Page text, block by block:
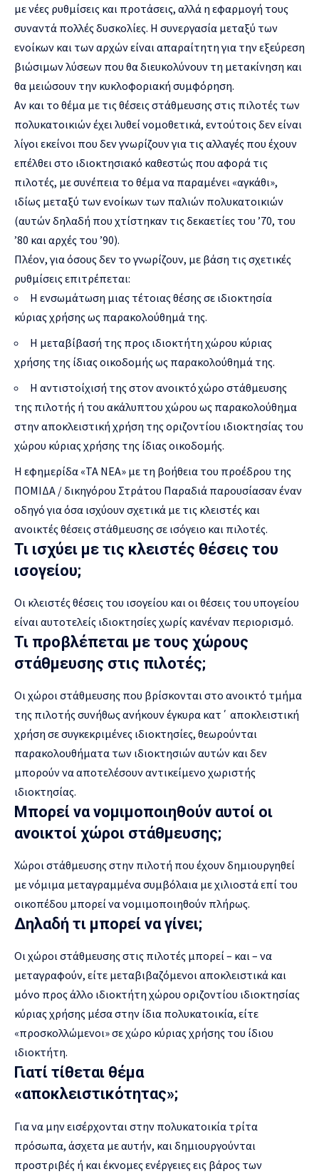
με νέες ρυθμίσεις και προτάσεις, αλλά η εφαρμογή τους
συναντά πολλές δυσκολίες. Η συνεργασία μεταξύ των
ενοίκων και των αρχών είναι απαραίτητη για την εξεύρεση
βιώσιμων λύσεων που θα διευκολύνουν τη μετακίνηση και
θα μειώσουν την κυκλοφοριακή συμφόρηση.
Αν και το θέμα με τις θέσεις στάθμευσης στις πιλοτές των
πολυκατοικιών έχει λυθεί νομοθετικά, εντούτοις δεν είναι
λίγοι εκείνοι που δεν γνωρίζουν για τις αλλαγές που έχουν
επέλθει στο ιδιοκτησιακό καθεστώς που αφορά τις
πιλοτές, με συνέπεια το θέμα να παραμένει «αγκάθι»,
ιδίως μεταξύ των ενοίκων των παλιών πολυκατοικιών
(αυτών δηλαδή που χτίστηκαν τις δεκαετίες του ’70, του
’80 και αρχές του ’90).
Πλέον, για όσους δεν το γνωρίζουν, με βάση τις σχετικές
ρυθμίσεις επιτρέπεται:
Η ενσωμάτωση μιας τέτοιας θέσης σε ιδιοκτησία
κύριας χρήσης ως παρακολούθημά της.
Η μεταβίβασή της προς ιδιοκτήτη χώρου κύριας
χρήσης της ίδιας οικοδομής ως παρακολούθημά της.
Η αντιστοίχισή της στον ανοικτό χώρο στάθμευσης
της πιλοτής ή του ακάλυπτου χώρου ως παρακολούθημα
στην αποκλειστική χρήση της οριζοντίου ιδιοκτησίας του
χώρου κύριας χρήσης της ίδιας οικοδομής.
Η εφημερίδα «ΤΑ ΝΕΑ» με τη βοήθεια του προέδρου της
ΠΟΜΙΔΑ / δικηγόρου Στράτου Παραδιά παρουσίασαν έναν
οδηγό για όσα ισχύουν σχετικά με τις κλειστές και
ανοικτές θέσεις στάθμευσης σε ισόγειο και πιλοτές.
Τι ισχύει με τις κλειστές θέσεις του
ισογείου;
Οι κλειστές θέσεις του ισογείου και οι θέσεις του υπογείου
είναι αυτοτελείς ιδιοκτησίες χωρίς κανέναν περιορισμό.
Τι προβλέπεται με τους χώρους
στάθμευσης στις πιλοτές;
Οι χώροι στάθμευσης που βρίσκονται στο ανοικτό τμήμα
της πιλοτής συνήθως ανήκουν έγκυρα κατ΄ αποκλειστική
χρήση σε συγκεκριμένες ιδιοκτησίες, θεωρούνται
παρακολουθήματα των ιδιοκτησιών αυτών και δεν
μπορούν να αποτελέσουν αντικείμενο χωριστής
ιδιοκτησίας.
Μπορεί να νομιμοποιηθούν αυτοί οι
ανοικτοί χώροι στάθμευσης;
Χώροι στάθμευσης στην πιλοτή που έχουν δημιουργηθεί
με νόμιμα μεταγραμμένα συμβόλαια με χιλιοστά επί του
οικοπέδου μπορεί να νομιμοποιηθούν πλήρως.
Δηλαδή τι μπορεί να γίνει;
Οι χώροι στάθμευσης στις πιλοτές μπορεί – και – να
μεταγραφούν, είτε μεταβιβαζόμενοι αποκλειστικά και
μόνο προς άλλο ιδιοκτήτη χώρου οριζοντίου ιδιοκτησίας
κύριας χρήσης μέσα στην ίδια πολυκατοικία, είτε
«προσκολλώμενοι» σε χώρο κύριας χρήσης του ίδιου
ιδιοκτήτη.
Γιατί τίθεται θέμα
«αποκλειστικότητας»;
Για να μην εισέρχονται στην πολυκατοικία τρίτα
πρόσωπα, άσχετα με αυτήν, και δημιουργούνται
προστριβές ή και έκνομες ενέργειες εις βάρος των